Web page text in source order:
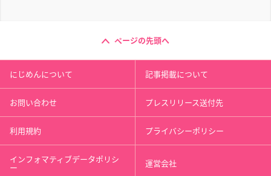
ページの先頭へ
にじめんについて 記事掲載について
お問い合わせ プレスリリース送付先
利用規約 プライバシーポリシー
インフォマティブデータポリシ
ー 運営会社